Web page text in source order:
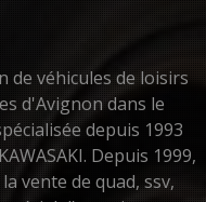
de véhicules de loisirs
d'Avignon dans le
depuis 1993
Depuis 1999,
vente de quad, ssv,